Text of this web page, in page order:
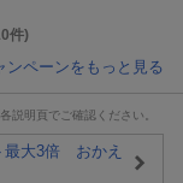
件)
ンペーンをもっと見る
説明頁でご確認ください。
最大3倍 おかえ